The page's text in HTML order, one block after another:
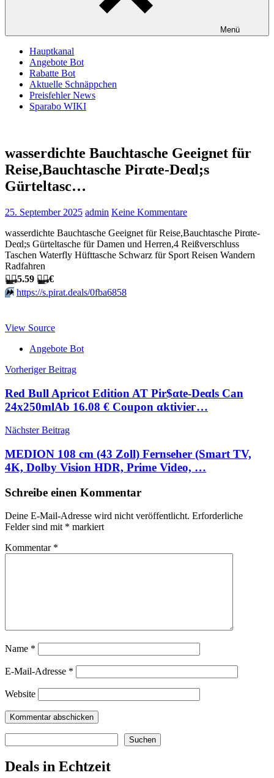
Menü
Hauptkanal
Angebote Bot
Rabatte Bot
Aktuelle Schnäppchen
Preisfehler News
Sparabo WIKI
wasserdichte Bauchtasche Geeignet für
Reise,Bauchtasche Pirαtе-Dеαl;s
Gürteltasc…
25. September 2025 admin Keine Kommentare
wasserdichte Bauchtasche Geeignet für Reise,Bauchtasche Pirαtе-
Dеαl;s Gürteltasche für Damen und Herren,4 Reißverschluss
Taschen Waterfly Hüfttasche Schwarz für Sport Reisen Wandern
Radfahren
🏴‍☠️5.59 🏴‍☠️€
⏩️ https://s.pirat.deals/0fba6858
View Source
Angebote Bot
Beitragsnavigation
Vorheriger Beitrag
Red Bull Apricot Edition AT Pir$αtе-Dеαls Can
24x250mlАb 16.08 € Сοuрοn αktiviег…
Nächster Beitrag
MEDION 108 cm (43 Zoll) Fernseher (Smart TV,
4K, Dolby Vision HDR, Prime Video, …
Schreibe einen Kommentar
Deine E-Mail-Adresse wird nicht veröffentlicht. Erforderliche
Felder sind mit * markiert
Kommentar *
Name *
E-Mail-Adresse *
Website
Suchen
Deals in Echtzeit